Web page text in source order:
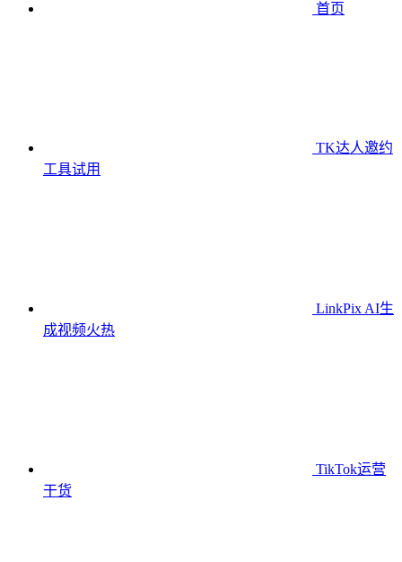
首页
TK达人邀约
工具试用
LinkPix AI生
成视频火热
TikTok运营
干货